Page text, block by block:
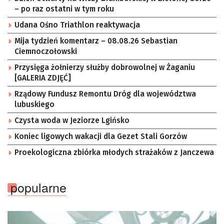
– po raz ostatni w tym roku
Udana Ośno Triathlon reaktywacja
Mija tydzień komentarz – 08.08.26 Sebastian
Ciemnoczołowski
Przysięga żołnierzy służby dobrowolnej w Żaganiu
[GALERIA ZDJĘĆ]
Rządowy Fundusz Remontu Dróg dla województwa
lubuskiego
Czysta woda w Jeziorze Lgińsko
Koniec ligowych wakacji dla Gezet Stali Gorzów
Proekologiczna zbiórka młodych strażaków z Janczewa
popularne